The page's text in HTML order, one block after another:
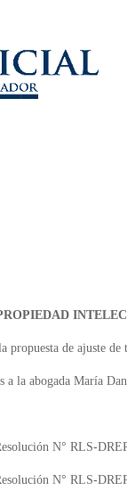
propuesta de ajuste de
a la abogada María
N° RLS-
N° RLS-